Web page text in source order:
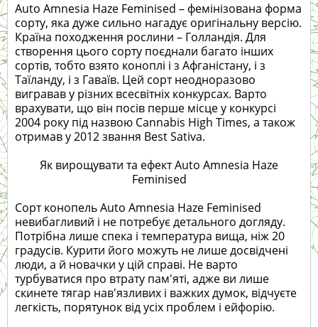
Auto Amnesia Haze Feminised – фемінізована форма
сорту, яка дуже сильно нагадує оригінальну версію.
Країна походження рослини – Голландія. Для
створення цього сорту поєднали багато інших
сортів, тобто взято коноплі і з Афганістану, і з
Таїланду, і з Гаваїв. Цей сорт неодноразово
вигравав у різних всесвітніх конкурсах. Варто
врахувати, що він посів перше місце у конкурсі
2004 року під назвою Cannabis High Times, а також
отримав у 2012 звання Best Sativa.
Як вирощувати та ефект Auto Amnesia Haze
Feminised
Сорт конопель Auto Amnesia Haze Feminised
невибагливий і не потребує детального догляду.
Потрібна лише спека і температура вища, ніж 20
градусів. Курити його можуть не лише досвідчені
люди, а й новачки у цій справі. Не варто
турбуватися про втрату пам'яті, адже ви лише
скинете тягар нав'язливих і важких думок, відчуєте
легкість, порятунок від усіх проблем і ейфорію.